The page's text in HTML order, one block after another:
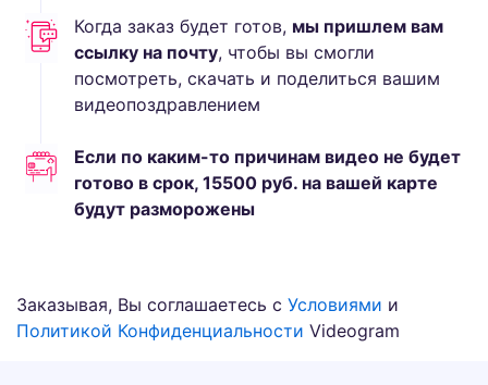
Когда заказ будет готов, мы пришлем вам
ссылку на почту, чтобы вы смогли
посмотреть, скачать и поделиться вашим
видеопоздравлением
Если по каким-то причинам видео не будет
готово в срок, 15500 руб. на вашей карте
будут разморожены
Заказывая, Вы соглашаетесь с Условиями и
Политикой Конфиденциальности Videogram